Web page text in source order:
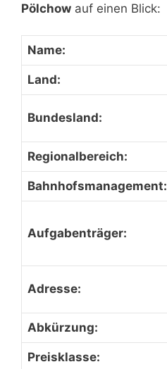
Pölchow auf einen Blick:
Name:
Land:
Bundesland:
Regionalbereich:
Bahnhofsmanagement:
Aufgabenträger:
Adresse:
Abkürzung:
Preisklasse: